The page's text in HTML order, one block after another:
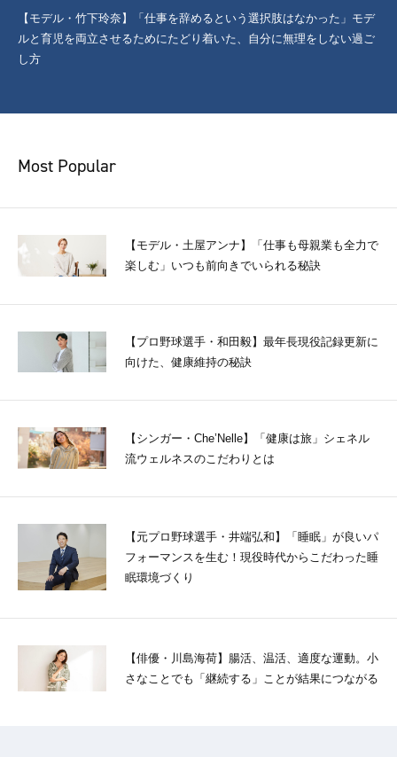
【モデル・竹下玲奈】「仕事を辞めるという選択肢はなかった」モデ
ルと育児を両立させるためにたどり着いた、自分に無理をしない過ご
し方
Most Popular
【モデル・土屋アンナ】「仕事も母親業も全力で
楽しむ」いつも前向きでいられる秘訣
【プロ野球選手・和田毅】最年長現役記録更新に
向けた、健康維持の秘訣
【シンガー・Che’Nelle】「健康は旅」シェネル
流ウェルネスのこだわりとは
【元プロ野球選手・井端弘和】「睡眠」が良いパ
フォーマンスを生む！現役時代からこだわった睡
眠環境づくり
【俳優・川島海荷】腸活、温活、適度な運動。小
さなことでも「継続する」ことが結果につながる